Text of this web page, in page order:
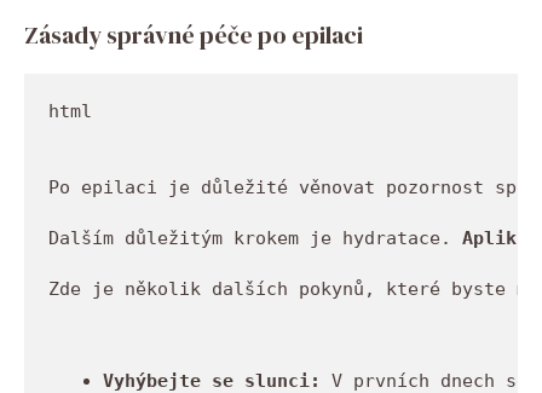
Zásady‍ správné ‌péče po epilaci
html
Po epilaci je důležité věnovat pozornost
Dalším důležitým krokem je hydratace.
Zde je několik dalších pokynů, které byste
Vyhýbejte se slunci: V prvních dnech se